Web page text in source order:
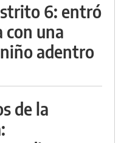
6: entró
con una
adentro
de la